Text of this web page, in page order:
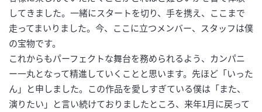
してきました。一緒にスタートを切り、手を携え、ここまで
走ってまいりました。今、ここに立つメンバー、スタッフは僕
の宝物です。
これからもパーフェクトな舞台を務められるよう、カンパニ
ー一丸となって精進していくことと思います。先ほど「いった
ん」と申しました。この作品を愛しすぎている僕は「また、
演りたい」と言い続けておりましたところ、来年1月に戻って